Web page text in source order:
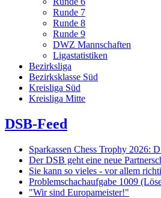
Runde 7
Runde 8
Runde 9
DWZ Mannschaften
Ligastatistiken
Bezirksliga
Bezirksklasse Süd
Kreisliga Süd
Kreisliga Mitte
DSB-Feed
Sparkassen Chess Trophy 2026:
Der DSB geht eine neue
Sie kann so vieles - vor allem
Problemschachaufgabe 1009
"Wir sind Europameister!"